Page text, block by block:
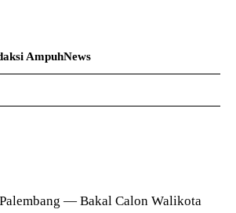
AmpuhNews
— Bakal Calon Walikota